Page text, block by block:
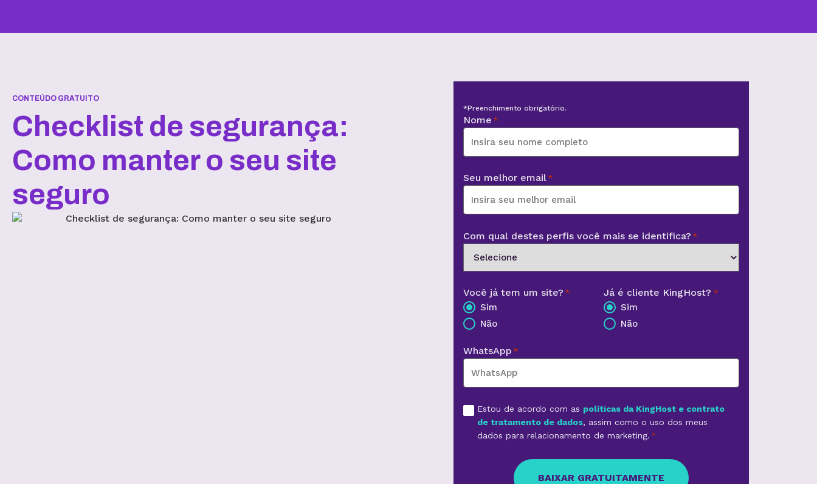
CONTEÚDO GRATUITO
Checklist de segurança:
Como manter o seu site
seguro
*Preenchimento obrigatório.
Nome *
Seu melhor email *
Com qual destes perfis você mais se identifica? *
Você já tem um site? *
Sim
Não
Já é cliente KingHost? *
Sim
Não
WhatsApp *
AceiteEstou de acordo com as políticas da KingHost e contrato
de tratamento de dados, assim como o uso dos meus
dados para relacionamento de marketing. *